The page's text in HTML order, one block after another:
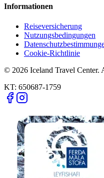
Informationen
Reiseversicherung
Nutzungsbedingungen
Cookie-Richtlinie
© 2026 Iceland Travel Center.
KT: 650687-1759